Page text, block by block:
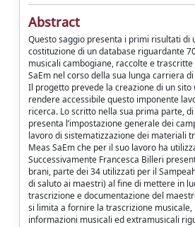
Abstract
Questo saggio presenta i primi risultati di
costituzione di un database riguardante
musicali cambogiane, raccolte e
SaEm nel corso della sua lunga carriera
Il progetto prevede la creazione di un
rendere accessibile questo imponente
ricerca. Lo scritto nella sua prima parte,
presenta l’impostazione generale dei
lavoro di sistematizzazione dei materiali
Meas SaEm che per il suo lavoro ha
Successivamente Francesca Billeri
brani, parte dei 34 utilizzati per il
di saluto ai maestri) al fine di mettere in
trascrizione e documentazione del
si limita a fornire la trascrizione
informazioni musicali ed extramusicali